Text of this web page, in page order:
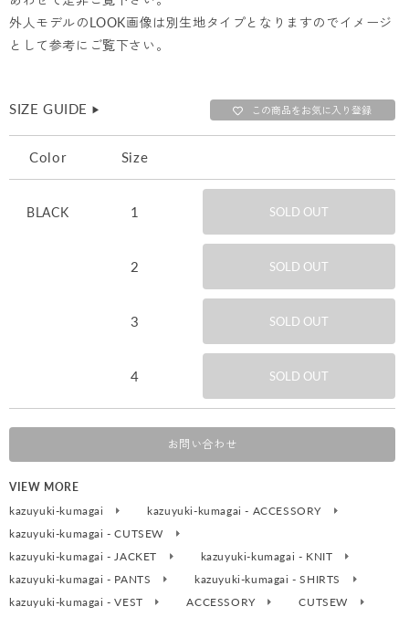
外人モデルのLOOK画像は別生地タイプとなりますのでイメージ
として参考にご覧下さい。
SIZE GUIDE ▶︎ この商品をお気に入り登録
Color Size
BLACK 1 SOLD OUT
2 SOLD OUT
3 SOLD OUT
4 SOLD OUT
お問い合わせ
VIEW MORE
kazuyuki-kumagai
kazuyuki-kumagai - ACCESSORY
kazuyuki-kumagai - CUTSEW
kazuyuki-kumagai - JACKET
kazuyuki-kumagai - KNIT
kazuyuki-kumagai - PANTS
kazuyuki-kumagai - SHIRTS
kazuyuki-kumagai - VEST
ACCESSORY
CUTSEW